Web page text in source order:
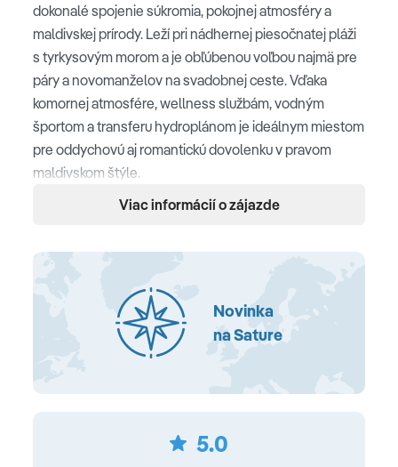
dokonalé spojenie súkromia, pokojnej atmosféry a
maldivskej prírody. Leží pri nádhernej piesočnatej pláži
s tyrkysovým morom a je obľúbenou voľbou najmä pre
páry a novomanželov na svadobnej ceste. Vďaka
komornej atmosfére, wellness službám, vodným
športom a transferu hydroplánom je ideálnym miestom
pre oddychovú aj romantickú dovolenku v pravom
maldivskom štýle.
Lhaviyani Atoll • priamo pri piesočnatej pláži • Male cca
hotela • letisko Malé (MLE) cca 132 km
Viac informácií o zájazde
Novinka
na Sature
5.0